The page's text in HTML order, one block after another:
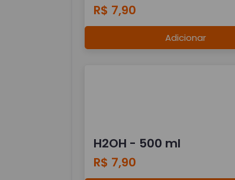
R$ 7,90
Adicionar
H2OH - 500 ml
R$ 7,90